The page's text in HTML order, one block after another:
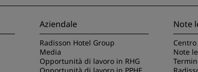
Aziendale
Radisson Hotel Group
Media
Opportunità di lavoro in RHG
Note
Note